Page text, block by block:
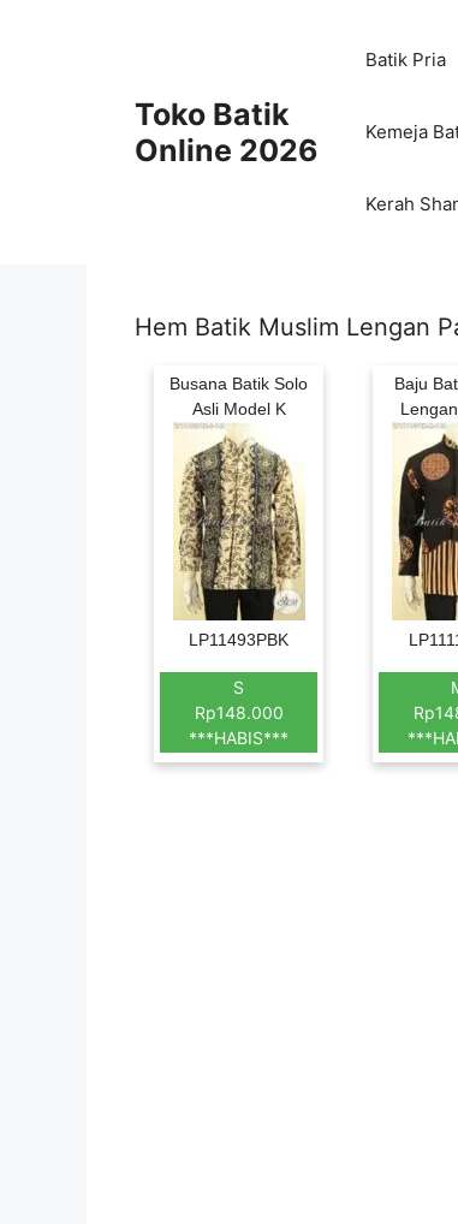
Toko Batik
Online 2026
Batik Pria
Kemeja
Kerah
Hem Batik Muslim Lengan
Busana Batik Solo
Asli Model K
LP11493PBK
S
Rp148.000
***HABIS***
Baju